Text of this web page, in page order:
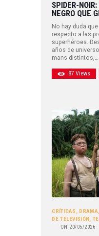
SPIDER-
NEGRO QUE
No hay duda
respecto a las
superhéroes.
años de
mans distintos,…
87 Views
CRÍTICAS , DRAMA,
DE TELEVISIÓN,
ON 20/05/2026